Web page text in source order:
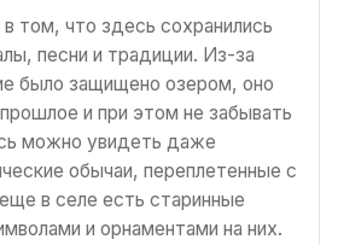
том, что здесь сохранились
песни и традиции. Из-за
было защищено озером, оно
и при этом не забывать
можно увидеть даже
обычаи, переплетенные с
в селе есть старинные
и орнаментами на них.